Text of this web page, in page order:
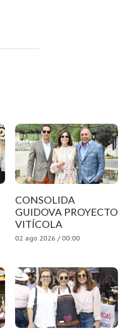
CONSOLIDA
GUIDOVA PROYECTO
VITÍCOLA
02 ago 2026 / 00:00